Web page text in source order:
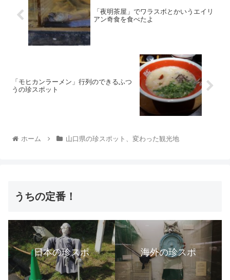
「夜明茶屋」でワラスボとかいうエイリ
アン奇食を食べたよ
「モヒカンラーメン」行列のできるふつ
うの珍スポット
ホーム 山口県の珍スポット、変わった観光地
うちの定番！
日本の珍スポ 海外の珍スポ